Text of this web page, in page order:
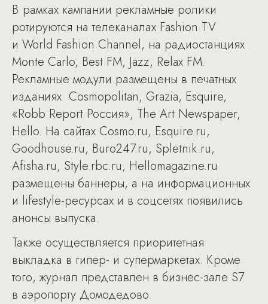
В рамках кампании рекламные ролики
ротируются на телеканалах Fashion TV
и World Fashion Channel, на радиостанциях
Monte Carlo, Best FM, Jazz, Relax FM.
Рекламные модули размещены в печатных
изданиях Cosmopolitan, Grazia, Esquire,
«Robb Report Россия», The Art Newspaper,
Hello. На сайтах Cosmo.ru, Esquire.ru,
Goodhouse.ru, Buro247.ru, Spletnik.ru,
Afisha.ru, Style.rbc.ru, Hellomagazine.ru
размещены баннеры, а на информационных
и lifestyle-ресурсах и в соцсетях появились
анонсы выпуска.
Также осуществляется приоритетная
выкладка в гипер- и супермаркетах. Кроме
того, журнал представлен в бизнес-зале S7
в аэропорту Домодедово.